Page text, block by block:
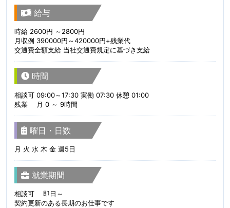
給与
時給 2600円 ～2800円
月収例 390000円～420000円+残業代
交通費全額支給 当社交通費規定に基づき支給
時間
相談可 09:00～17:30 実働 07:30 休憩 01:00
残業 月 0 ～ 9時間
曜日・日数
月 火 水 木 金 週5日
就業期間
相談可 即日～
契約更新のある長期のお仕事です